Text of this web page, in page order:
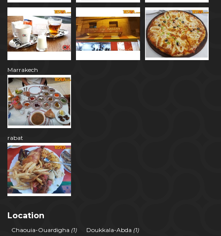
Marrakech
rabat
Location
Chaouia-Ouardigha (1) Doukkala-Abda (1)